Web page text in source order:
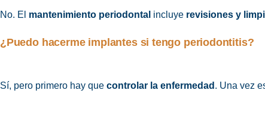
No. El mantenimiento periodontal incluye revisiones y
¿Puedo hacerme implantes si tengo periodontitis?
Sí, pero primero hay que controlar la enfermedad . Una vez